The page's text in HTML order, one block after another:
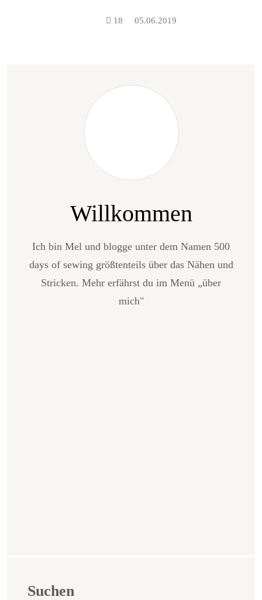
18 05.06.2019
Willkommen
Ich bin Mel und blogge unter dem Namen 500
days of sewing größtenteils über das Nähen und
Stricken. Mehr erfährst du im Menü „über
mich"
Suchen